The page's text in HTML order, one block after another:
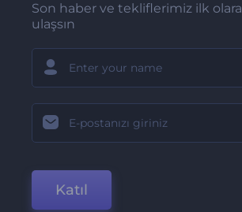
Son haber ve tekliflerimiz ilk
ulaşsın
Katıl